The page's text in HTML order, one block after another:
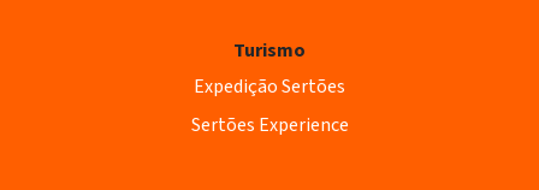
Turismo
Expedição Sertões
Sertões Experience